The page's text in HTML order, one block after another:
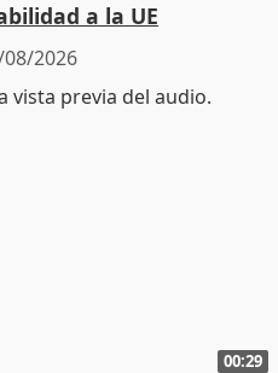
a la UE
2026
00:29